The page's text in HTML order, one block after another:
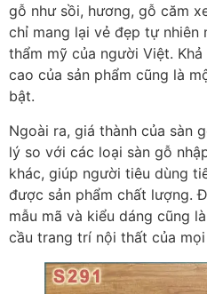
gỗ như sồi, hương, gỗ căm
chỉ mang lại vẻ đẹp tự nhiên
thẩm mỹ của người Việt.
cao của sản phẩm cũng là
bật.
Ngoài ra, giá thành của sàn
lý so với các loại sàn gỗ
khác, giúp người tiêu dùng
được sản phẩm chất lượng.
mẫu mã và kiểu dáng cũng
cầu trang trí nội thất của